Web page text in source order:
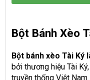
Bột Bánh Xèo
Bột bánh xèo Tài Ký
bởi thương hiệu Tài
truyền thống Việt